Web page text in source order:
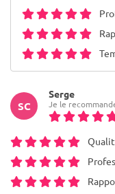
SC
Serge
Je le